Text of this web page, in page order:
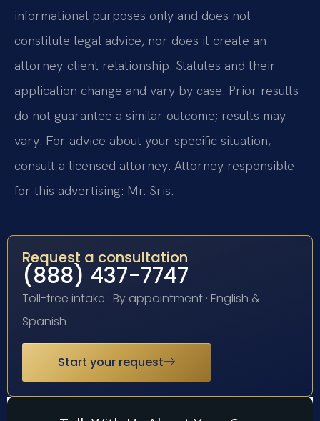
informational purposes only and does not
constitute legal advice, nor does it create an
attorney-client relationship. Statutes and their
application change and vary by case. Prior results
do not guarantee a similar outcome; results may
vary. For advice about your specific situation,
consult a licensed attorney. Attorney responsible
for this advertising: Mr. Sris.
Request a consultation
(888) 437-7747
Toll-free intake · By appointment · English &
Spanish
Start your request